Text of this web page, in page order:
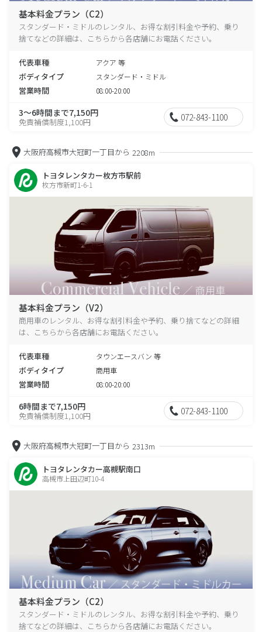
基本料金プラン（C2）
スタンダード・ミドルのレンタル、お得な割引料金や予約、乗り
捨てなどの詳細は、こちらから各店舗にお電話ください。
代表車種 アクア 等
ボディタイプ スタンダード・ミドル
営業時間 08:00-20:00
3～6時間まで7,150円
免責補償制度1,100円 072-843-1100
大阪府高槻市大冠町一丁目から 2208m
トヨタレンタカー枚方市駅前
枚方市新町1-6-1
基本料金プラン（V2）
商用車のレンタル、お得な割引料金や予約、乗り捨てなどの詳細
は、こちらから各店舗にお電話ください。
代表車種 タウンエースバン 等
ボディタイプ 商用車
営業時間 08:00-20:00
6時間まで7,150円
免責補償制度1,100円 072-843-1100
大阪府高槻市大冠町一丁目から 2313m
トヨタレンタカー高槻駅南口
高槻市上田辺町10-4
基本料金プラン（C2）
スタンダード・ミドルのレンタル、お得な割引料金や予約、乗り
捨てなどの詳細は、こちらから各店舗にお電話ください。